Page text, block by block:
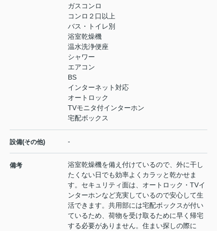
ガスコンロ
コンロ２口以上
バス・トイレ別
浴室乾燥機
温水洗浄便座
シャワー
エアコン
BS
インターネット対応
オートロック
TVモニタ付インターホン
宅配ボックス
設備(その他) -
備考
浴室乾燥機を備え付けているので、外に干し
たくない日でも効率よくカラッと乾かせま
す。セキュリティ面は、オートロック・TVイ
ンターホンなど充実しているので安心して生
活できます。共用部には宅配ボックスが付い
ているため、荷物を受け取るために早く帰宅
する必要がありません。住まい探しの際に